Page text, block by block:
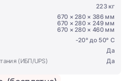
223 кг
670 × 280 × 386 мм
670 × 280 × 249 мм
670 × 280 × 460 мм
-20° до 50° C
Да
(ИБП/UPS)
Да